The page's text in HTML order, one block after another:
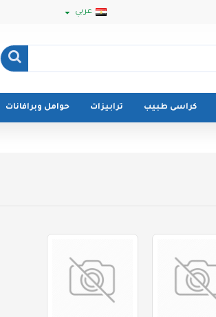
عربي
كراسى طبيب ترابيزات حوامل وبرافانات